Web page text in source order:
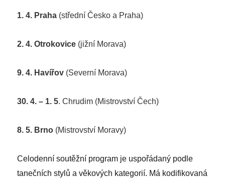
1. 4. Praha (střední Česko a Praha)
2. 4. Otrokovice (jižní Morava)
9. 4. Havířov (Severní Morava)
30. 4. – 1. 5. Chrudim (Mistrovství Čech)
8. 5. Brno (Mistrovství Moravy)
Celodenní soutěžní program je uspořádaný podle
tanečních stylů a věkových kategorií. Má kodifikovaná